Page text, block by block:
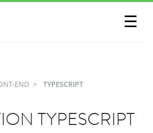
☰
CONTACTEZ-NOUS
END TYPESCRIPT
TYPESCRIPT